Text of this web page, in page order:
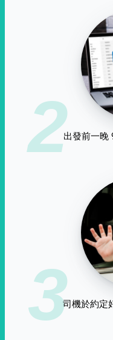
2出發前一晚
3司機於約定